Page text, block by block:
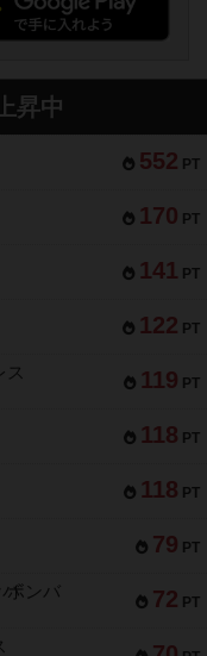
昇中
552 PT
170 PT
141 PT
122 PT
119 PT
ス
118 PT
118 PT
79 PT
72 PT
ボンバ